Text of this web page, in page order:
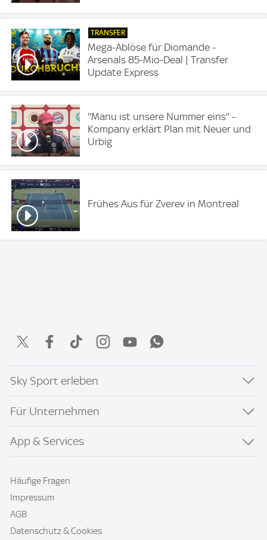
TRANSFER
Mega-Ablöse für Diomande -
Arsenals 85-Mio-Deal | Transfer
Update Express
''Manu ist unsere Nummer eins'' -
Kompany erklärt Plan mit Neuer und
Urbig
Frühes Aus für Zverev in Montreal
Sky Sport erleben
Für Unternehmen
App & Services
Häufige Fragen
Impressum
AGB
Datenschutz & Cookies